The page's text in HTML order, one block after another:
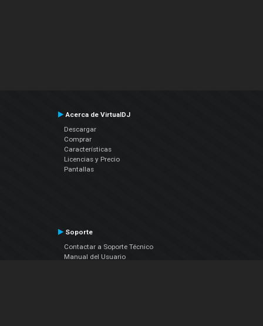
Acerca de VirtualDJ
Descargar
Comprar
Características
Licencias y Precio
Pantallas
Soporte
Contactar a Soporte Técnico
Manual del Usuario